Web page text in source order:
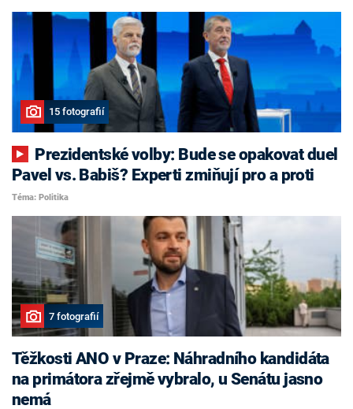
15 fotografií
Pavel vs. Babiš? Experti zmiňují pro a proti
Téma: Politika
7 fotografií
Těžkosti ANO v Praze: Náhradního kandidáta
na primátora zřejmě vybralo, u Senátu jasno
nemá